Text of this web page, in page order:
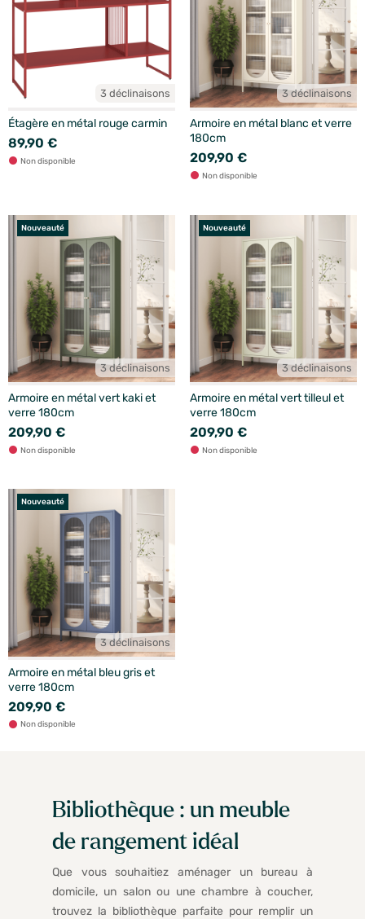
3 déclinaisons
Étagère en métal rouge carmin
89,90 €
Non disponible
3 déclinaisons
Armoire en métal blanc et verre
180cm
209,90 €
Non disponible
Nouveauté
3 déclinaisons
Armoire en métal vert kaki et
verre 180cm
209,90 €
Non disponible
Nouveauté
3 déclinaisons
Armoire en métal vert tilleul et
verre 180cm
209,90 €
Non disponible
Nouveauté
3 déclinaisons
Armoire en métal bleu gris et
verre 180cm
209,90 €
Non disponible
Bibliothèque : un meuble
de rangement idéal
Que vous souhaitiez aménager un bureau à
domicile, un salon ou une chambre à coucher,
trouvez la bibliothèque parfaite pour remplir un